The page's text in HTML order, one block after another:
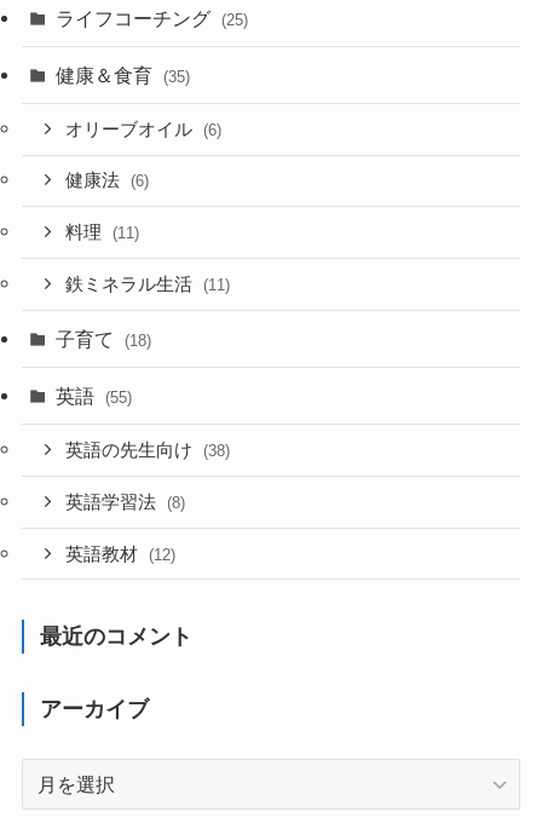
ライフコーチング (25)
健康＆食育 (35)
オリーブオイル (6)
健康法 (6)
料理 (11)
鉄ミネラル生活 (11)
子育て (18)
英語 (55)
英語の先生向け (38)
英語学習法 (8)
英語教材 (12)
最近のコメント
アーカイブ